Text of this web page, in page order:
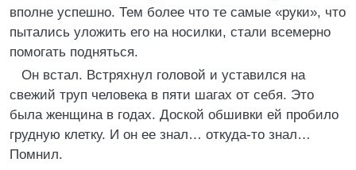
вполне успешно. Тем более что те самые «руки», что
пытались уложить его на носилки, стали всемерно
помогать подняться.
Он встал. Встряхнул головой и уставился на
свежий труп человека в пяти шагах от себя. Это
была женщина в годах. Доской обшивки ей пробило
грудную клетку. И он ее знал… откуда-то знал…
Помнил.